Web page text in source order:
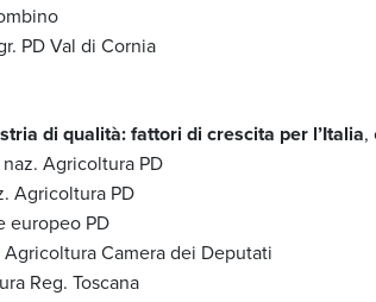
PD Val di Cornia
di qualità: fattori di crescita per l’Italia,
Agricoltura PD
Agricoltura PD
europeo PD
Agricoltura Camera dei Deputati
Reg. Toscana